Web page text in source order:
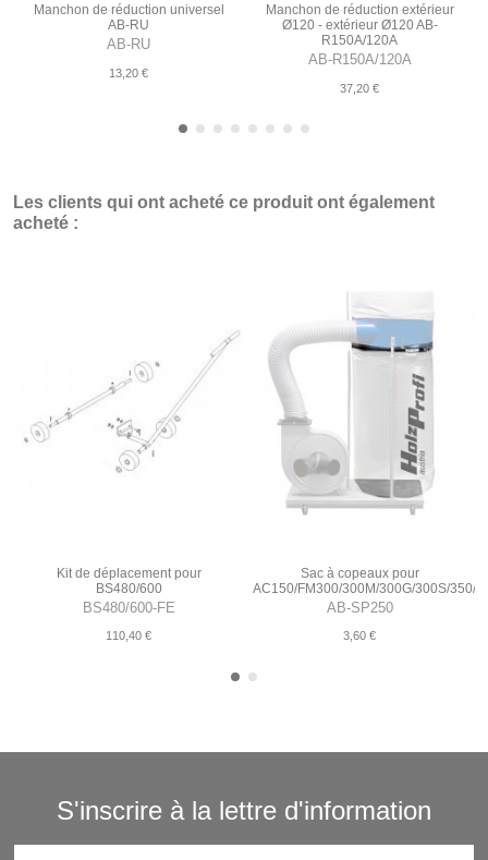
Manchon de réduction universel
AB-RU
AB-RU
13,20 €
Manchon de réduction extérieur
Ø120 - extérieur Ø120 AB-
R150A/120A
AB-R150A/120A
37,20 €
Les clients qui ont acheté ce produit ont également
acheté :
Kit de déplacement pour
BS480/600
BS480/600-FE
110,40 €
Sac à copeaux pour
AC150/FM300/300M/300G/300S/350/
AB-SP250
3,60 €
S'inscrire à la lettre d'information